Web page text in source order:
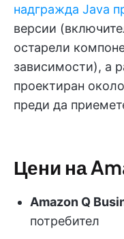
надгражда Java
версии
остарели
зависимости), а
проектиран
преди да
Цени на
Amazon Q
потребител